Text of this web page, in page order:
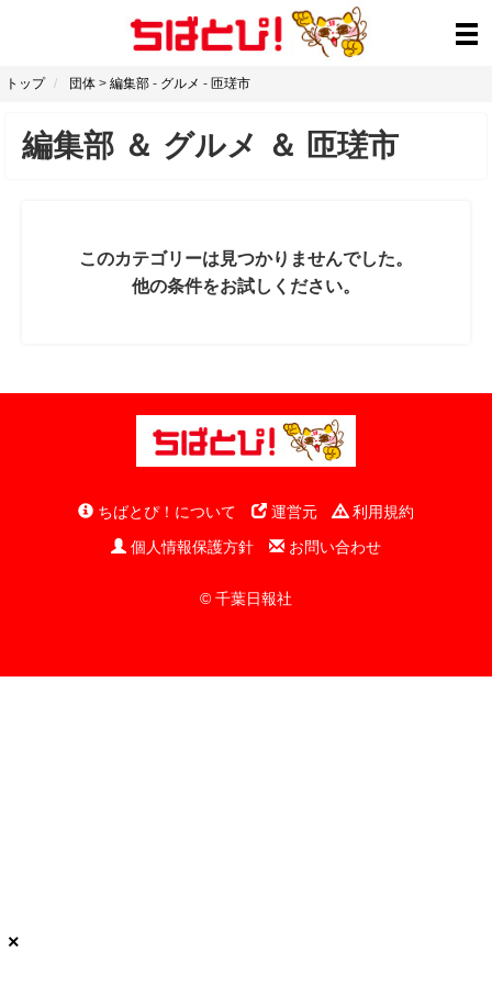
トップ 団体 > 編集部 - グルメ - 匝瑳市
編集部 ＆ グルメ ＆ 匝瑳市
このカテゴリーは見つかりませんでした。
他の条件をお試しください。
ちばとぴ！について 運営元
利用規約
個人情報保護方針
お問い合わせ
© 千葉日報社
×